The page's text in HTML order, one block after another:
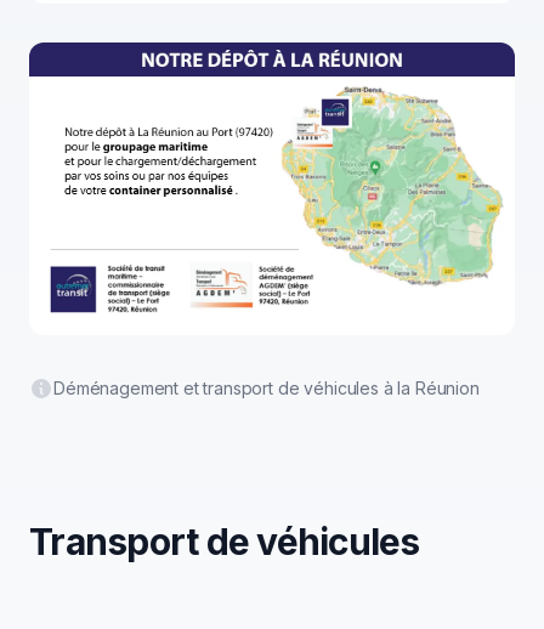
Déménagement et transport de véhicules à la Réunion
Transport de véhicules